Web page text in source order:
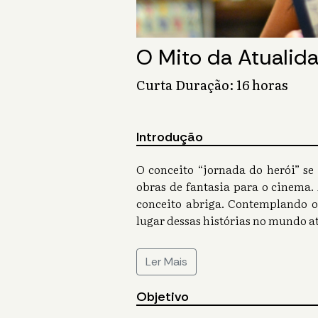
O Mito da
Curta Duração: 16 horas
Introdução
O conceito “jornada do herói”
obras de fantasia para o
conceito abriga. Contemplando
lugar dessas histórias no mundo
Ler Mais
Objetivo